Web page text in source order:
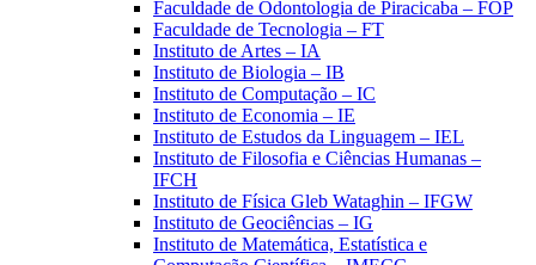
Faculdade de Odontologia de Piracicaba – FOP
Faculdade de Tecnologia – FT
Instituto de Artes – IA
Instituto de Biologia – IB
Instituto de Computação – IC
Instituto de Economia – IE
Instituto de Estudos da Linguagem – IEL
Instituto de Filosofia e Ciências Humanas –
IFCH
Instituto de Física Gleb Wataghin – IFGW
Instituto de Geociências – IG
Instituto de Matemática, Estatística e